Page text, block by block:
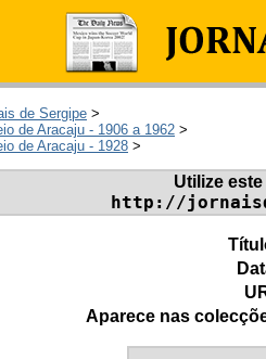
de Sergipe >
de Aracaju - 1906 a 1962 >
de Aracaju - 1928 >
Utilize
http://
Aparece nas